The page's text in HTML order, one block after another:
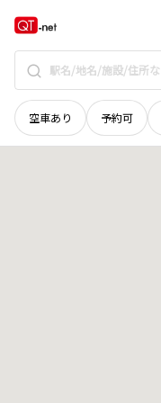
空車あり 予約可
京都府